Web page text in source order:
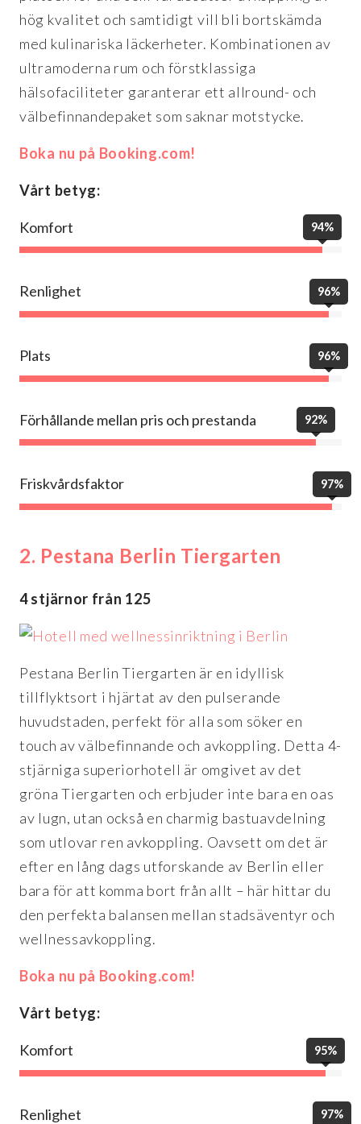
hög kvalitet och samtidigt vill bli bortskämda
med kulinariska läckerheter. Kombinationen av
ultramoderna rum och förstklassiga
hälsofaciliteter garanterar ett allround- och
välbefinnandepaket som saknar motstycke.
Boka nu på Booking.com!
Vårt betyg:
Komfort 94%
Renlighet 96%
Plats 96%
Förhållande mellan pris och prestanda 92%
Friskvårdsfaktor 97%
2. Pestana Berlin Tiergarten
4 stjärnor från 125
Pestana Berlin Tiergarten är en idyllisk
tillflyktsort i hjärtat av den pulserande
huvudstaden, perfekt för alla som söker en
touch av välbefinnande och avkoppling. Detta 4-
stjärniga superiorhotell är omgivet av det
gröna Tiergarten och erbjuder inte bara en oas
av lugn, utan också en charmig bastuavdelning
som utlovar ren avkoppling. Oavsett om det är
efter en lång dags utforskande av Berlin eller
bara för att komma bort från allt – här hittar du
den perfekta balansen mellan stadsäventyr och
wellnessavkoppling.
Boka nu på Booking.com!
Vårt betyg:
Komfort 95%
Renlighet 97%